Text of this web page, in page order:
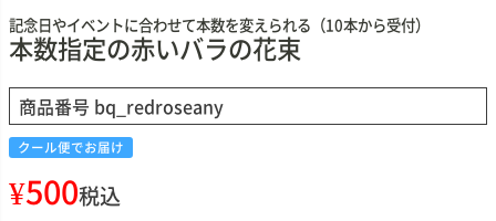
記念日やイベントに合わせて本数を変えられる（10本から受付）
本数指定の赤いバラの花束
商品番号 bq_redroseany
クール便でお届け
¥500税込